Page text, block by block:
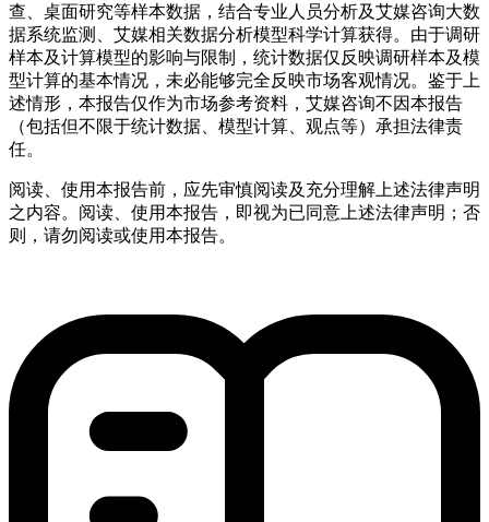
查、桌面研究等样本数据，结合专业人员分析及艾媒咨询大数
据系统监测、艾媒相关数据分析模型科学计算获得。由于调研
样本及计算模型的影响与限制，统计数据仅反映调研样本及模
型计算的基本情况，未必能够完全反映市场客观情况。鉴于上
述情形，本报告仅作为市场参考资料，艾媒咨询不因本报告
（包括但不限于统计数据、模型计算、观点等）承担法律责
任。
阅读、使用本报告前，应先审慎阅读及充分理解上述法律声明
之内容。阅读、使用本报告，即视为已同意上述法律声明；否
则，请勿阅读或使用本报告。